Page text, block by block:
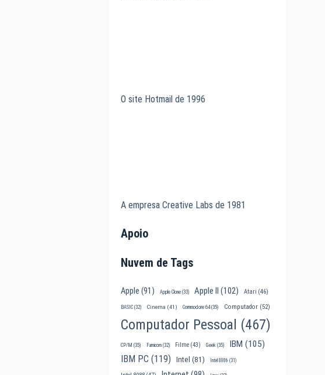
O site Hotmail de 1996
A empresa Creative Labs de 1981
Apoio
Nuvem de Tags
Apple (91) Apple Clone (33) Apple II (102) Atari (46)
BASIC (32) Cinema (41) Commodore 64(35) Computador (52)
Computador Pessoal (467)
CP/M (35) Famicom (32) Filme (43) Geek (35) IBM (105)
IBM PC (119) Intel (81) Intel 8086 (31)